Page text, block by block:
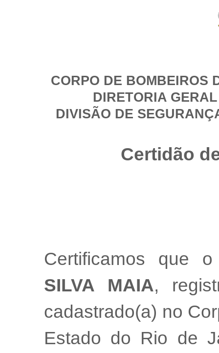
CORPO DE BOMBEIROS
DIRETORIA
DIVISÃO DE
Certidão
Certificamos que
SILVA MAIA,
cadastrado(a) no
Estado do Rio de